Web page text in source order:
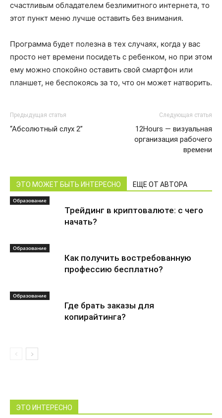
счастливым обладателем безлимитного интернета, то
этот пункт меню лучше оставить без внимания.
Программа будет полезна в тех случаях, когда у вас
просто нет времени посидеть с ребенком, но при этом
ему можно спокойно оставить свой смартфон или
планшет, не беспокоясь за то, что он может натворить.
Предыдущая статья
“Абсолютный слух 2”
Следующая статья
12Hours — визуальная
организация рабочего
времени
ЭТО МОЖЕТ БЫТЬ ИНТЕРЕСНО ЕЩЕ ОТ АВТОРА
Образование
Трейдинг в криптовалюте: с чего
начать?
Образование
Как получить востребованную
профессию бесплатно?
Образование
Где брать заказы для
копирайтинга?
ЭТО ИНТЕРЕСНО